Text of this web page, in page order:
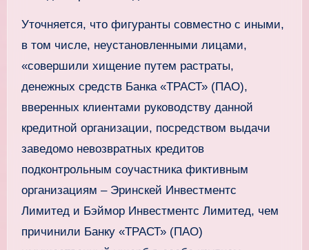
Уточняется, что фигуранты совместно с иными,
в том числе, неустановленными лицами,
«совершили хищение путем растраты,
денежных средств Банка «ТРАСТ» (ПАО),
вверенных клиентами руководству данной
кредитной организации, посредством выдачи
заведомо невозвратных кредитов
подконтрольным соучастника фиктивным
организациям – Эринскей Инвестментс
Лимитед и Бэймор Инвестментс Лимитед, чем
причинили Банку «ТРАСТ» (ПАО)